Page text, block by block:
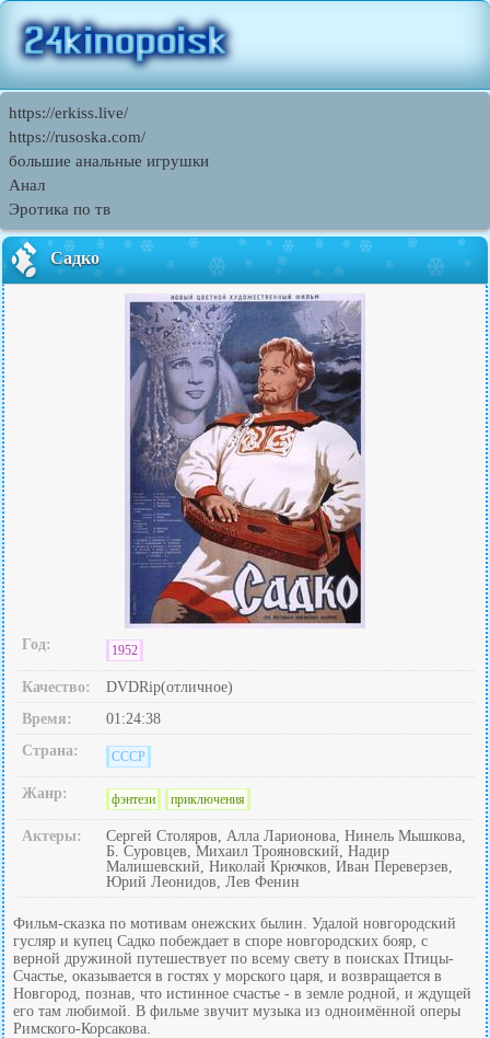
https://erkiss.live/
https://rusoska.com/
большие анальные игрушки
Анал
Эротика по тв
Садко
Год: 1952
Качество:
DVDRip(отличное)
Время:
01:24:38
Страна:
СССР
Жанр: фэнтези приключения
Актеры:
Сергей Столяров, Алла Ларионова, Нинель Мышкова,
Б. Суровцев, Михаил Трояновский, Надир
Малишевский, Николай Крючков, Иван Переверзев,
Юрий Леонидов, Лев Фенин
Фильм-сказка по мотивам онежских былин. Удалой новгородский
гусляр и купец Садко побеждает в споре новгородских бояр, с
верной дружиной путешествует по всему свету в поисках Птицы-
Счастье, оказывается в гостях у морского царя, и возвращается в
Новгород, познав, что истинное счастье - в земле родной, и ждущей
его там любимой. В фильме звучит музыка из одноимённой оперы
Римского-Корсакова.